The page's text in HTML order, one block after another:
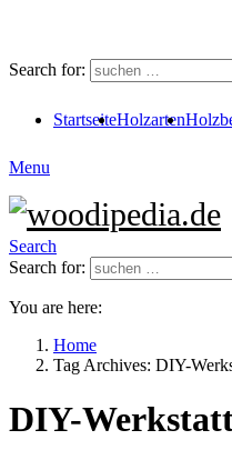
Search for:
StartseiteHolzarten
Menu
Search
Search for:
You are here:
Home
Tag Archives: DIY-
DIY-